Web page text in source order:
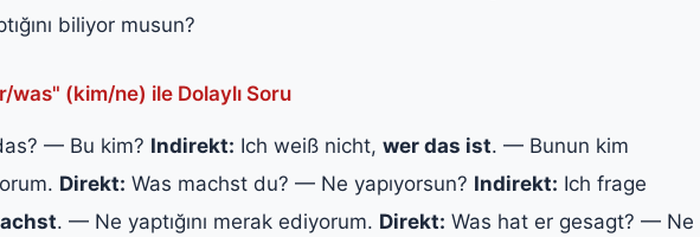
biliyor musun?
was" (kim/ne) ile Dolaylı Soru
— Bu kim? Indirekt: Ich weiß nicht, wer das ist. — Bunun kim
Direkt: Was machst du? — Ne yapıyorsun? Indirekt: Ich frage
. — Ne yaptığını merak ediyorum. Direkt: Was hat er gesagt? — Ne